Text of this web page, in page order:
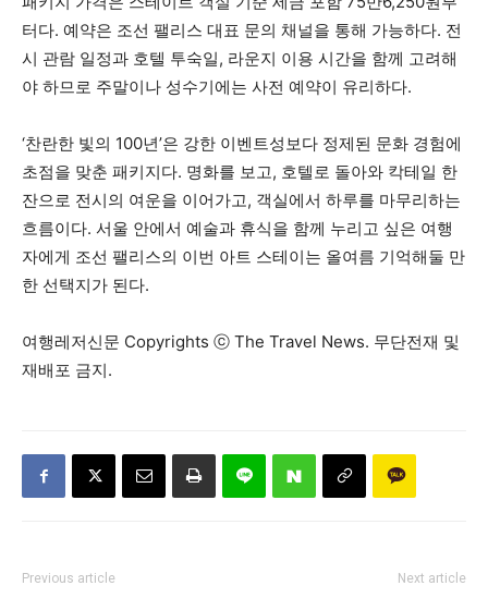
터다. 예약은 조선 팰리스 대표 문의 채널을 통해 가능하다. 전
시 관람 일정과 호텔 투숙일, 라운지 이용 시간을 함께 고려해
야 하므로 주말이나 성수기에는 사전 예약이 유리하다.
‘찬란한 빛의 100년’은 강한 이벤트성보다 정제된 문화 경험에
초점을 맞춘 패키지다. 명화를 보고, 호텔로 돌아와 칵테일 한
잔으로 전시의 여운을 이어가고, 객실에서 하루를 마무리하는
흐름이다. 서울 안에서 예술과 휴식을 함께 누리고 싶은 여행
자에게 조선 팰리스의 이번 아트 스테이는 올여름 기억해둘 만
한 선택지가 된다.
여행레저신문 Copyrights ⓒ The Travel News. 무단전재 및
재배포 금지.
Previous article Next article